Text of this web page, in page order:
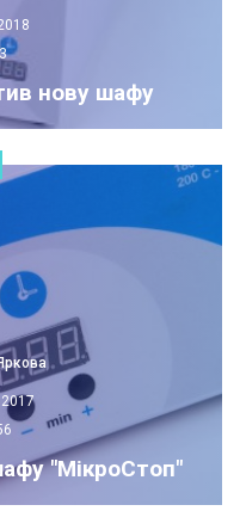
нову шафу
"МікроСтоп"